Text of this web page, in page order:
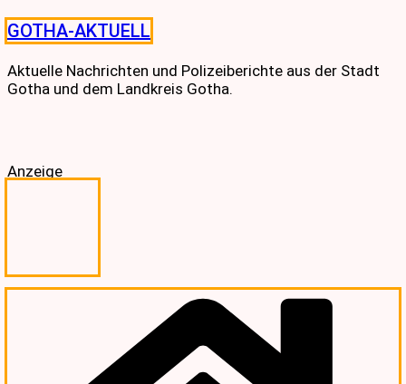
Skip
to
content
GOTHA-AKTUELL
Aktuelle Nachrichten und Polizeiberichte aus der Stadt
Gotha und dem Landkreis Gotha.
Anzeige